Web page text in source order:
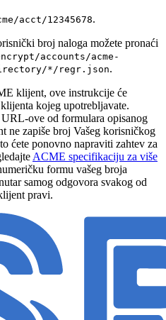
acct/12345678.
broj naloga možete pronaći
accounts/acme-
*/regr.json.
klijent, ove instrukcije će
kojeg upotrebljavate.
ove od formulara opisanog
zapiše broj Vašeg korisničkog
ćete ponovno napraviti zahtev za
ACME specifikaciju za više
formu vašeg broja
samog odgovora svakog od
pravi.